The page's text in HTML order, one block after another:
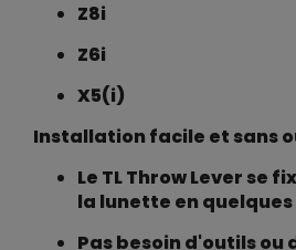
Z8i
Z6i
X5(i)
Installation facile et sans
Le TL Throw Lever se
la lunette en
Pas besoin d'outils ou